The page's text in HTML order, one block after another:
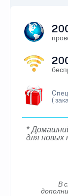
(
*
для новых
В